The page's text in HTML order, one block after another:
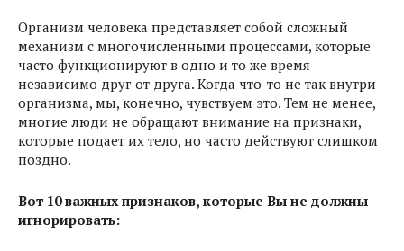
Организм человека представляет собой сложный
механизм с многочисленными процессами, которые
часто функционируют в одно и то же время
независимо друг от друга. Когда что-то не так внутри
организма, мы, конечно, чувствуем это. Тем не менее,
многие люди не обращают внимание на признаки,
которые подает их тело, но часто действуют слишком
поздно.
Вот 10 важных признаков, которые Вы не должны
игнорировать: